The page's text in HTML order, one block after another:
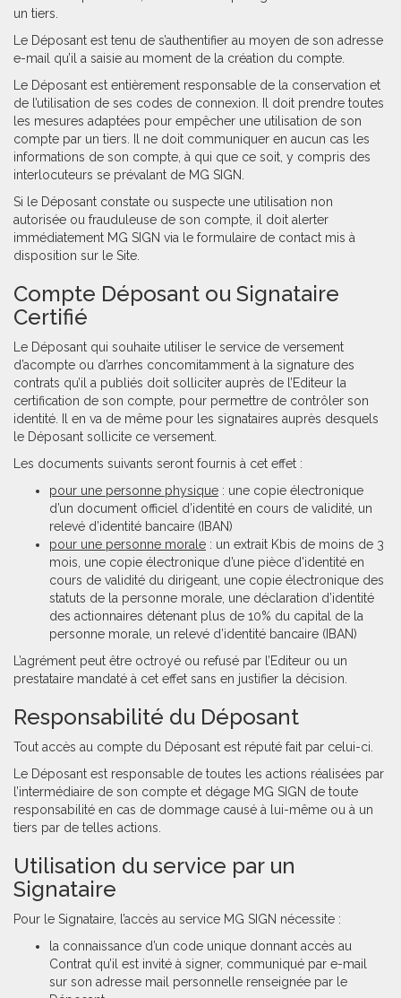
un tiers.
Le Déposant est tenu de s’authentifier au moyen de son adresse
e-mail qu’il a saisie au moment de la création du compte.
Le Déposant est entièrement responsable de la conservation et
de l’utilisation de ses codes de connexion. Il doit prendre toutes
les mesures adaptées pour empêcher une utilisation de son
compte par un tiers. Il ne doit communiquer en aucun cas les
informations de son compte, à qui que ce soit, y compris des
interlocuteurs se prévalant de MG SIGN.
Si le Déposant constate ou suspecte une utilisation non
autorisée ou frauduleuse de son compte, il doit alerter
immédiatement MG SIGN via le formulaire de contact mis à
disposition sur le Site.
Compte Déposant ou Signataire
Certifié
Le Déposant qui souhaite utiliser le service de versement
d’acompte ou d’arrhes concomitamment à la signature des
contrats qu’il a publiés doit solliciter auprès de l’Editeur la
certification de son compte, pour permettre de contrôler son
identité. Il en va de même pour les signataires auprès desquels
le Déposant sollicite ce versement.
Les documents suivants seront fournis à cet effet :
pour une personne physique : une copie électronique
d’un document officiel d’identité en cours de validité, un
relevé d’identité bancaire (IBAN)
pour une personne morale : un extrait Kbis de moins de 3
mois, une copie électronique d’une pièce d'identité en
cours de validité du dirigeant, une copie électronique des
statuts de la personne morale, une déclaration d’identité
des actionnaires détenant plus de 10% du capital de la
personne morale, un relevé d’identité bancaire (IBAN)
L’agrément peut être octroyé ou refusé par l’Editeur ou un
prestataire mandaté à cet effet sans en justifier la décision.
Responsabilité du Déposant
Tout accès au compte du Déposant est réputé fait par celui-ci.
Le Déposant est responsable de toutes les actions réalisées par
l’intermédiaire de son compte et dégage MG SIGN de toute
responsabilité en cas de dommage causé à lui-même ou à un
tiers par de telles actions.
Utilisation du service par un
Signataire
Pour le Signataire, l’accès au service MG SIGN nécessite :
la connaissance d’un code unique donnant accès au
Contrat qu’il est invité à signer, communiqué par e-mail
sur son adresse mail personnelle renseignée par le